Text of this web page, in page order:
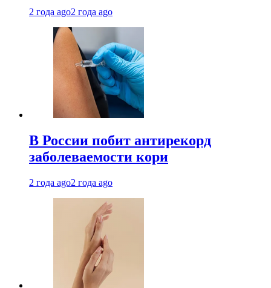
2 года ago2 года ago
В России побит антирекорд
заболеваемости кори
2 года ago2 года ago